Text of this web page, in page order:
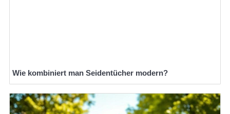
Wie kombiniert man Seidentücher modern?